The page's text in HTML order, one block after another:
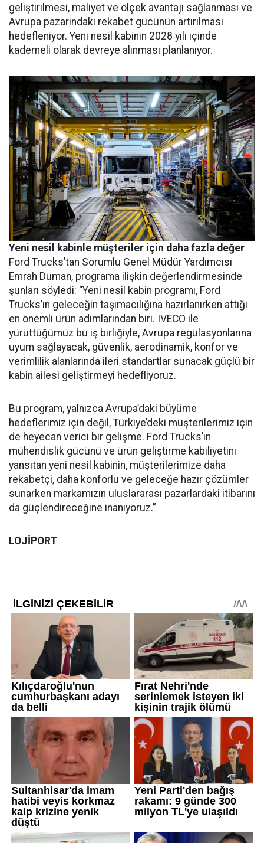
geliştirilmesi, maliyet ve ölçek avantajı sağlanması ve
Avrupa pazarındaki rekabet gücünün artırılması
hedefleniyor. Yeni nesil kabinin 2028 yılı içinde
kademeli olarak devreye alınması planlanıyor.
Yeni nesil kabinle müşteriler için daha fazla değer
Ford Trucks’tan Sorumlu Genel Müdür Yardımcısı
Emrah Duman, programa ilişkin değerlendirmesinde
şunları söyledi: “Yeni nesil kabin programı, Ford
Trucks’ın geleceğin taşımacılığına hazırlanırken attığı
en önemli ürün adımlarından biri. IVECO ile
yürüttüğümüz bu iş birliğiyle, Avrupa regülasyonlarına
uyum sağlayacak, güvenlik, aerodinamik, konfor ve
verimlilik alanlarında ileri standartlar sunacak güçlü bir
kabin ailesi geliştirmeyi hedefliyoruz.
Bu program, yalnızca Avrupa’daki büyüme
hedeflerimiz için değil, Türkiye’deki müşterilerimiz için
de heyecan verici bir gelişme. Ford Trucks’ın
mühendislik gücünü ve ürün geliştirme kabiliyetini
yansıtan yeni nesil kabinin, müşterilerimize daha
rekabetçi, daha konforlu ve geleceğe hazır çözümler
sunarken markamızın uluslararası pazarlardaki itibarını
da güçlendireceğine inanıyoruz.”
LOJİPORT